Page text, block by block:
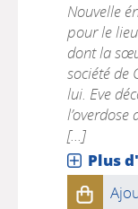
Nouvelle
pour le
dont la
société de
lui. Eve
l’overdose
[...]
Plus